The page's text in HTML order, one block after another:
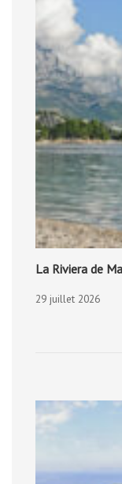
La Riviera de
29 juillet 2026